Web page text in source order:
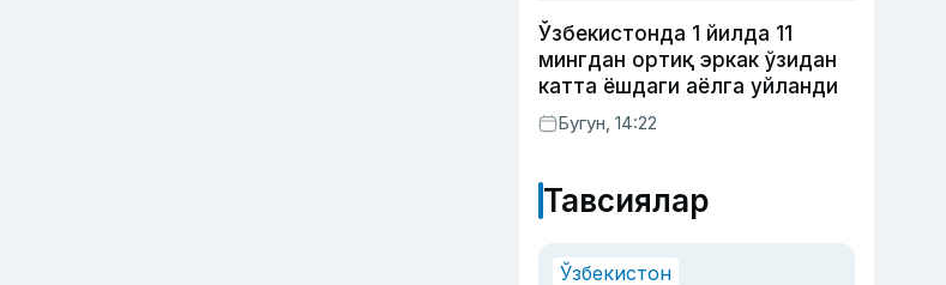
Ўзбекистонда 1 йилда 11
мингдан ортиқ эркак ўзидан
катта ёшдаги аёлга уйланди
Бугун, 14:22
Тавсиялар
Ўзбекистон